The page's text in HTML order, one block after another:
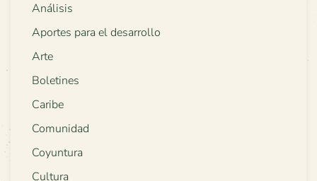
Análisis
Aportes para el desarrollo
Arte
Boletines
Caribe
Comunidad
Coyuntura
Cultura